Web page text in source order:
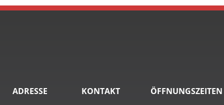
ADRESSE KONTAKT ÖFFNUNGSZEITEN